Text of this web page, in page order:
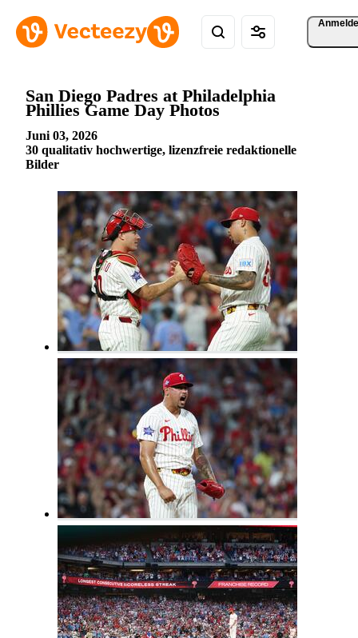
San Diego Padres at Philadelphia
Phillies Game Day Photos
Juni 03, 2026
30 qualitativ hochwertige, lizenzfreie redaktionelle
Bilder